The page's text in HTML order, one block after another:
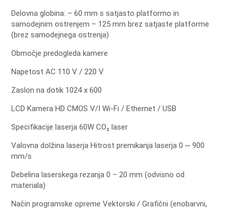
Delovna globina: – 60 mm s satjasto platformo in
samodejnim ostrenjem – 125 mm brez satjaste platforme
(brez samodejnega ostrenja)
Območje predogleda kamere
Napetost AC 110 V / 220 V
Zaslon na dotik 1024 x 600
LCD Kamera HD CMOS V/I Wi-Fi / Ethernet / USB
Specifikacije laserja 60W CO₂ laser
Valovna dolžina laserja Hitrost premikanja laserja 0 ~ 900
mm/s
Debelina laserskega rezanja 0 – 20 mm (odvisno od
materiala)
Način programske opreme Vektorski / Grafični (enobarvni,